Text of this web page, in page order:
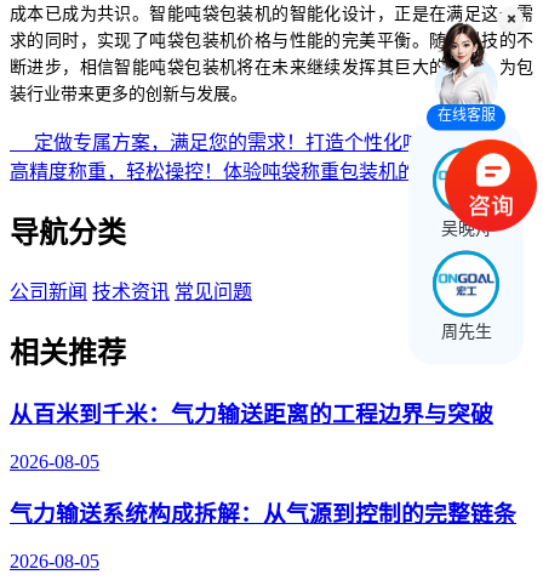
成本已成为共识。智能吨袋包装机的智能化设计，正是在满足这一需
求的同时，实现了吨袋包装机价格与性能的完美平衡。随着科技的不
断进步，相信智能吨袋包装机将在未来继续发挥其巨大的潜力，为包
装行业带来更多的创新与发展。
定做专属方案，满足您的需求！打造个性化吨袋包装机
高精度称重，轻松操控！体验吨袋称重包装机的卓越性能
导航分类
公司新闻 技术资讯 常见问题
相关推荐
从百米到千米：气力输送距离的工程边界与突破
2026-08-05
气力输送系统构成拆解：从气源到控制的完整链条
2026-08-05
在线客服
吴晚舟
周先生